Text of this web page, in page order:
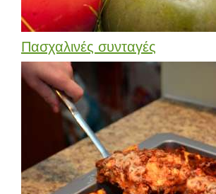
Πασχαλινές συνταγές